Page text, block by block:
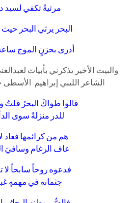
مرثيةً تكفي لسيد
البحر يرثي البحر حيث
أدرى بحزنٍ الموج
والبيت الأخير يذكرني بأبيات
الشاعر الليبي إبراهيم الأسطى
قالوا طواكَ البحرُ قلتُ
للدر منزلةً سوى
هم من كرائمها فعاد
عاف الرغام وسافيَ
فدعوه روحاً سابحاً لا
جثمانه في مهمهٍ